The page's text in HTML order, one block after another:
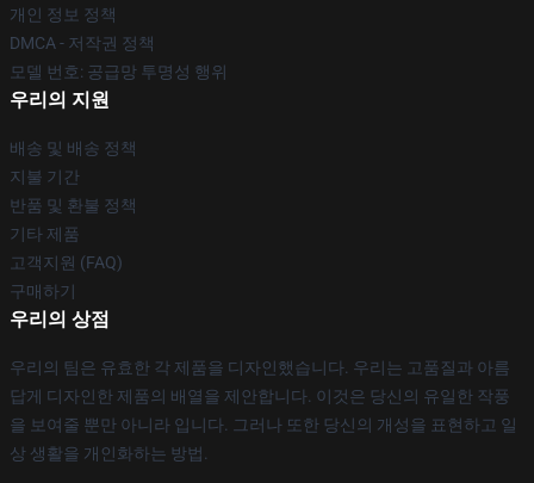
개인 정보 정책
DMCA - 저작권 정책
모델 번호: 공급망 투명성 행위
우리의 지원
배송 및 배송 정책
지불 기간
반품 및 환불 정책
기타 제품
고객지원 (FAQ)
구매하기
우리의 상점
우리의 팀은 유효한 각 제품을 디자인했습니다. 우리는 고품질과 아름
답게 디자인한 제품의 배열을 제안합니다. 이것은 당신의 유일한 작풍
을 보여줄 뿐만 아니라 입니다. 그러나 또한 당신의 개성을 표현하고 일
상 생활을 개인화하는 방법.